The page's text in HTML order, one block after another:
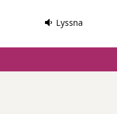
Lyssna